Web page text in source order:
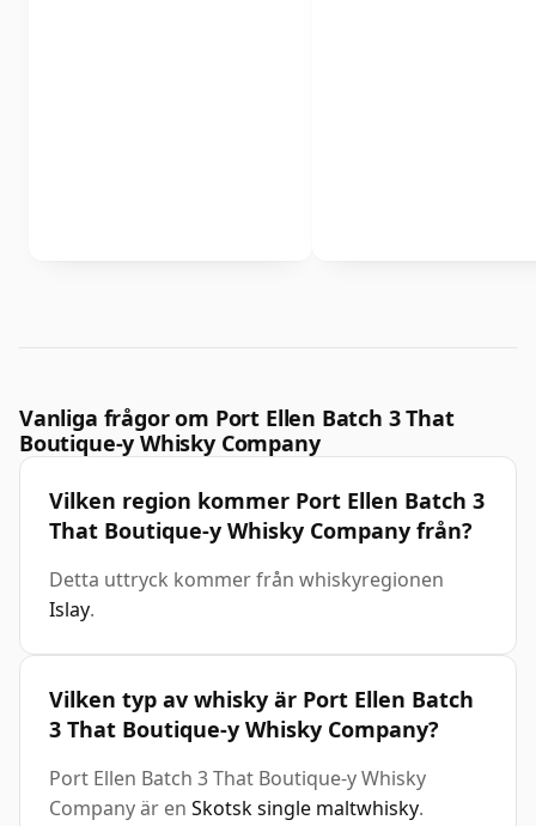
Vanliga frågor om Port Ellen Batch 3 That
Boutique-y Whisky Company
Vilken region kommer Port Ellen Batch 3
That Boutique-y Whisky Company från?
Detta uttryck kommer från whiskyregionen
Islay.
Vilken typ av whisky är Port Ellen Batch
3 That Boutique-y Whisky Company?
Port Ellen Batch 3 That Boutique-y Whisky
Company är en Skotsk single maltwhisky.